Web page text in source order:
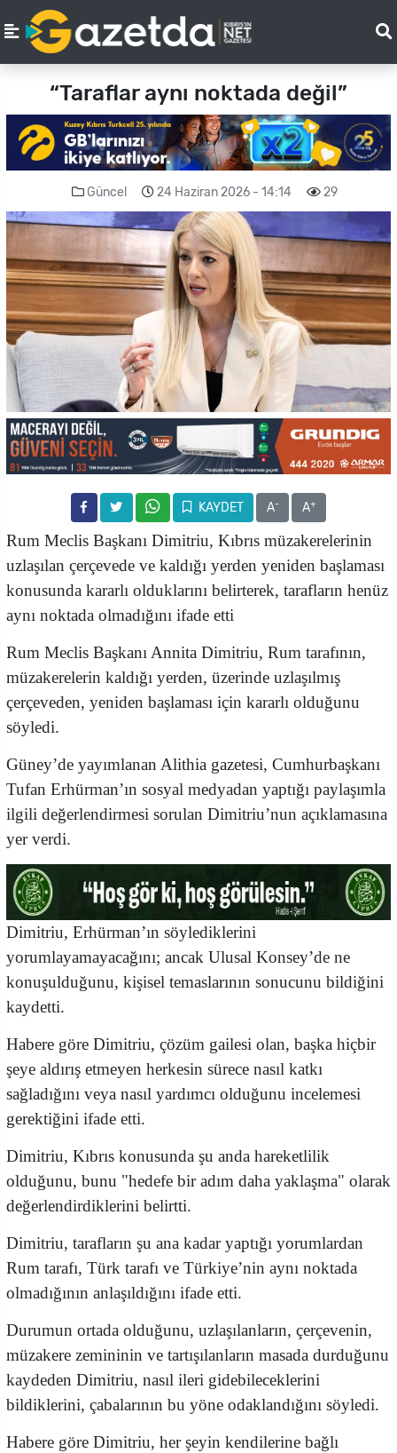
“Taraflar aynı noktada değil”
Güncel 24 Haziran 2026 - 14:14 29
KAYDET A- A+
Rum Meclis Başkanı Dimitriu, Kıbrıs müzakerelerinin
uzlaşılan çerçevede ve kaldığı yerden yeniden başlaması
konusunda kararlı olduklarını belirterek, tarafların henüz
aynı noktada olmadığını ifade etti
Rum Meclis Başkanı Annita Dimitriu, Rum tarafının,
müzakerelerin kaldığı yerden, üzerinde uzlaşılmış
çerçeveden, yeniden başlaması için kararlı olduğunu
söyledi.
Güney’de yayımlanan Alithia gazetesi, Cumhurbaşkanı
Tufan Erhürman’ın sosyal medyadan yaptığı paylaşımla
ilgili değerlendirmesi sorulan Dimitriu’nun açıklamasına
yer verdi.
Dimitriu, Erhürman’ın söylediklerini
yorumlayamayacağını; ancak Ulusal Konsey’de ne
konuşulduğunu, kişisel temaslarının sonucunu bildiğini
kaydetti.
Habere göre Dimitriu, çözüm gailesi olan, başka hiçbir
şeye aldırış etmeyen herkesin sürece nasıl katkı
sağladığını veya nasıl yardımcı olduğunu incelemesi
gerektiğini ifade etti.
Dimitriu, Kıbrıs konusunda şu anda hareketlilik
olduğunu, bunu "hedefe bir adım daha yaklaşma" olarak
değerlendirdiklerini belirtti.
Dimitriu, tarafların şu ana kadar yaptığı yorumlardan
Rum tarafı, Türk tarafı ve Türkiye’nin aynı noktada
olmadığının anlaşıldığını ifade etti.
Durumun ortada olduğunu, uzlaşılanların, çerçevenin,
müzakere zemininin ve tartışılanların masada durduğunu
kaydeden Dimitriu, nasıl ileri gidebileceklerini
bildiklerini, çabalarının bu yöne odaklandığını söyledi.
Habere göre Dimitriu, her şeyin kendilerine bağlı